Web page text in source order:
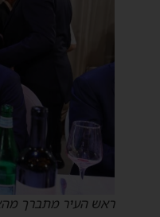
ראש העיר מתברך